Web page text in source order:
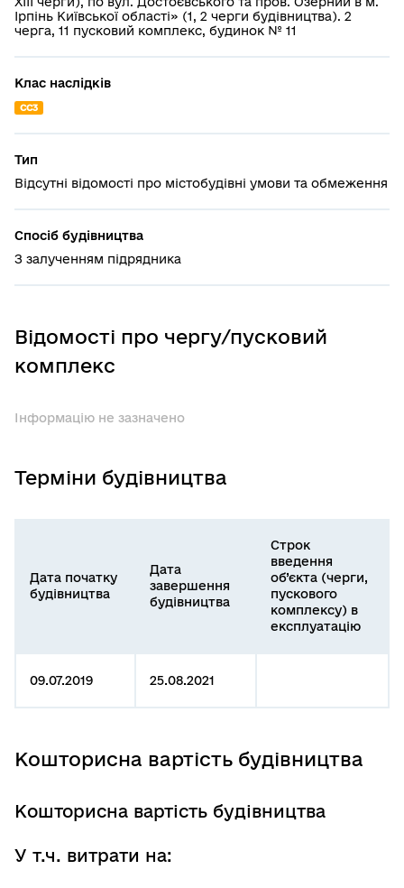
Ірпінь Київської області» (1, 2 черги будівництва). 2
черга, 11 пусковий комплекс, будинок № 11
Клас наслідків
СС3
Тип
Відсутні відомості про містобудівні умови та обмеження
Спосіб будівництва
З залученням підрядника
Відомості про чергу/пусковий
комплекс
Інформацію не зазначено
Терміни будівництва
Дата початку
будівництва
Дата
завершення
будівництва
Строк
введення
об’єкта (черги,
пускового
комплексу) в
експлуатацію
09.07.2019 25.08.2021
Кошторисна вартість будівництва
Кошторисна вартість будівництва
У т.ч. витрати на: